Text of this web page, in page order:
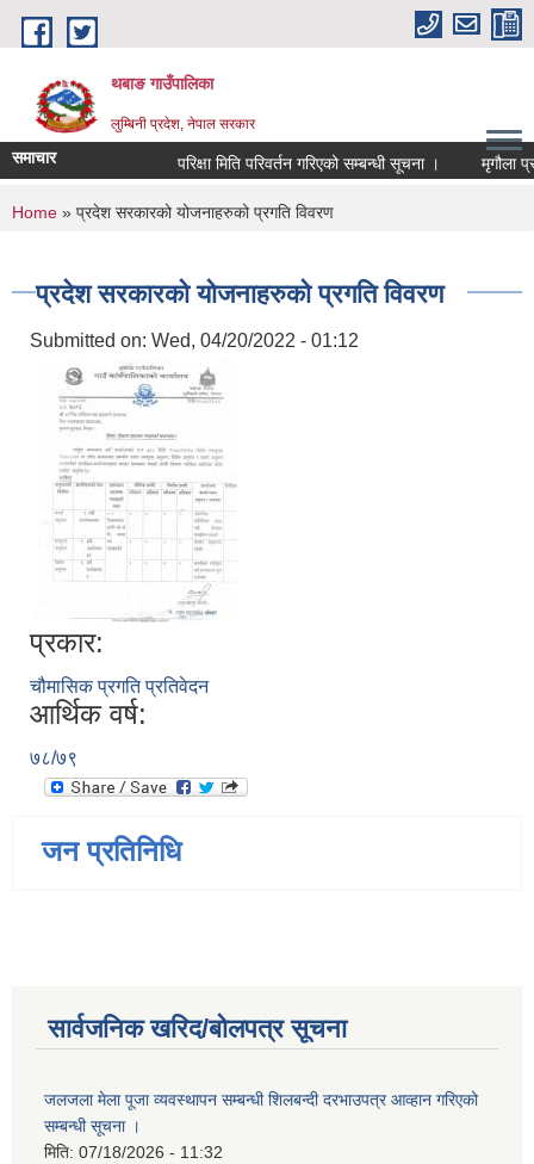
Skip to main content
थबाङ गाउँपालिका
लुम्बिनी प्रदेश, नेपाल सरकार
समाचार परिक्षा मिति परिवर्तन गरिएको सम्बन्धी सूचना । मृगौला
You are here
Home » प्रदेश सरकारको योजनाहरुको प्रगति विवरण
प्रदेश सरकारको योजनाहरुको प्रगति विवरण
Submitted on: Wed, 04/20/2022 - 01:12
प्रकार:
चौमासिक प्रगति प्रतिवेदन
आर्थिक वर्ष:
७८/७९
जन प्रतिनिधि
सार्वजनिक खरिद/बोलपत्र सूचना
जलजला मेला पूजा व्यवस्थापन सम्बन्धी शिलबन्दी दरभाउपत्र आव्हान गरिएको
सम्बन्धी सूचना ।
मिति: 07/18/2026 - 11:32